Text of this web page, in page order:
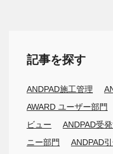
記事を探す
ANDPAD施工管理
AWARD ユーザー部門
ビュー
ANDPAD受
ニー部門
ANDPAD